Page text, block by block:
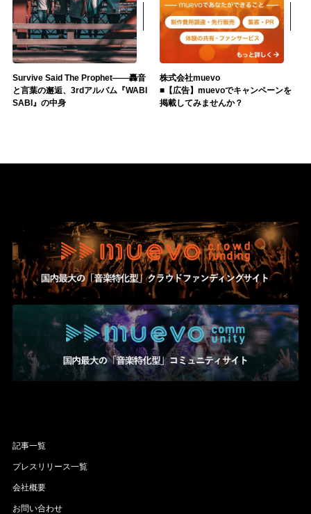
Survive Said The Prophet――轟音
と言葉の邂逅、3rdアルバム『WABI
SABI』の中身
株式会社muevo
■【広告】muevoでキャンペーンを
掲載してみませんか？
記事一覧
プレスリリース一覧
会社概要
お問い合わせ